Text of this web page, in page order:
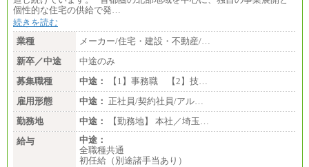
個性的な住宅の供給で発…
続きを読む
業種
メーカー/住宅・建設・不動産/…
新卒／中途
中途のみ
募集職種
中途：
【1】事務職 【2】技…
雇用形態
中途： 正社員/契約社員/アル…
勤務地
中途：
【勤務地】 本社／埼玉…
給与
中途：
全職種共通
初任給（別途諸手当あり）